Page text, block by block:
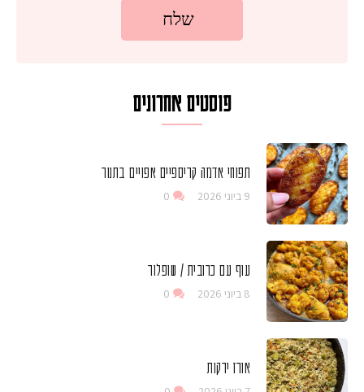
פוסטים אחרונים
תפוחי אדמה קריספיים אפויים בתנור
9 ביוני 2026 0
עוף עם כרובית / שופלור
8 ביוני 2026 0
אורז ירקות